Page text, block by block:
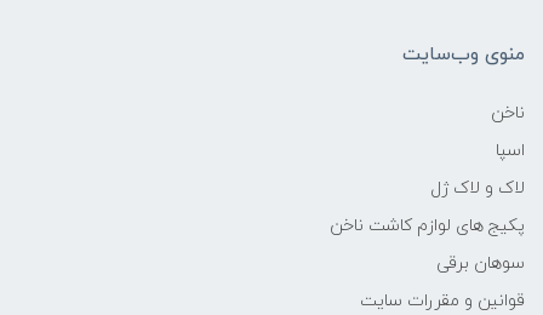
منوی وب‌سایت
ناخن
اسپا
لاک و لاک ژل
پکیج های لوازم کاشت ناخن
سوهان برقی
قوانین و مقررات سایت